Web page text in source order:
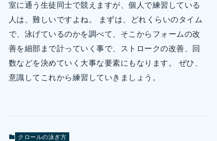
室に通う生徒同士で競えますが、個人で練習している
人は、難しいですよね。 まずは、どれくらいのタイム
で、泳げているのかを調べて、そこからフォームの改
善を細部まで計っていく事で、ストロークの改善、回
数などを決めていく大事な要素にもなります。 ぜひ、
意識してこれから練習していきましょう。
クロールの泳ぎ方